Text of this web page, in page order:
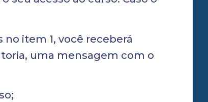
item 1, você receberá
uma mensagem com o